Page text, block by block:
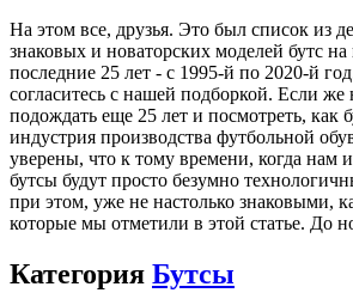
На этом все, друзья. Это был список из
знаковых и новаторских моделей бутс на
последние 25 лет - с 1995-й по 2020-й
согласитесь с нашей подборкой. Если же
подождать еще 25 лет и посмотреть, как
индустрия производства футбольной
уверены, что к тому времени, когда нам
бутсы будут просто безумно
при этом, уже не настолько знаковыми,
которые мы отметили в этой статье. До
Категория Бутсы